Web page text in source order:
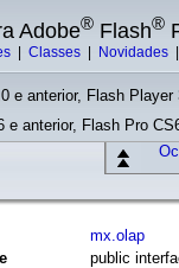
Adobe® Flash®
Classes Novidades
e anterior, Flash
e anterior, Flash Pro
mx.olap
public